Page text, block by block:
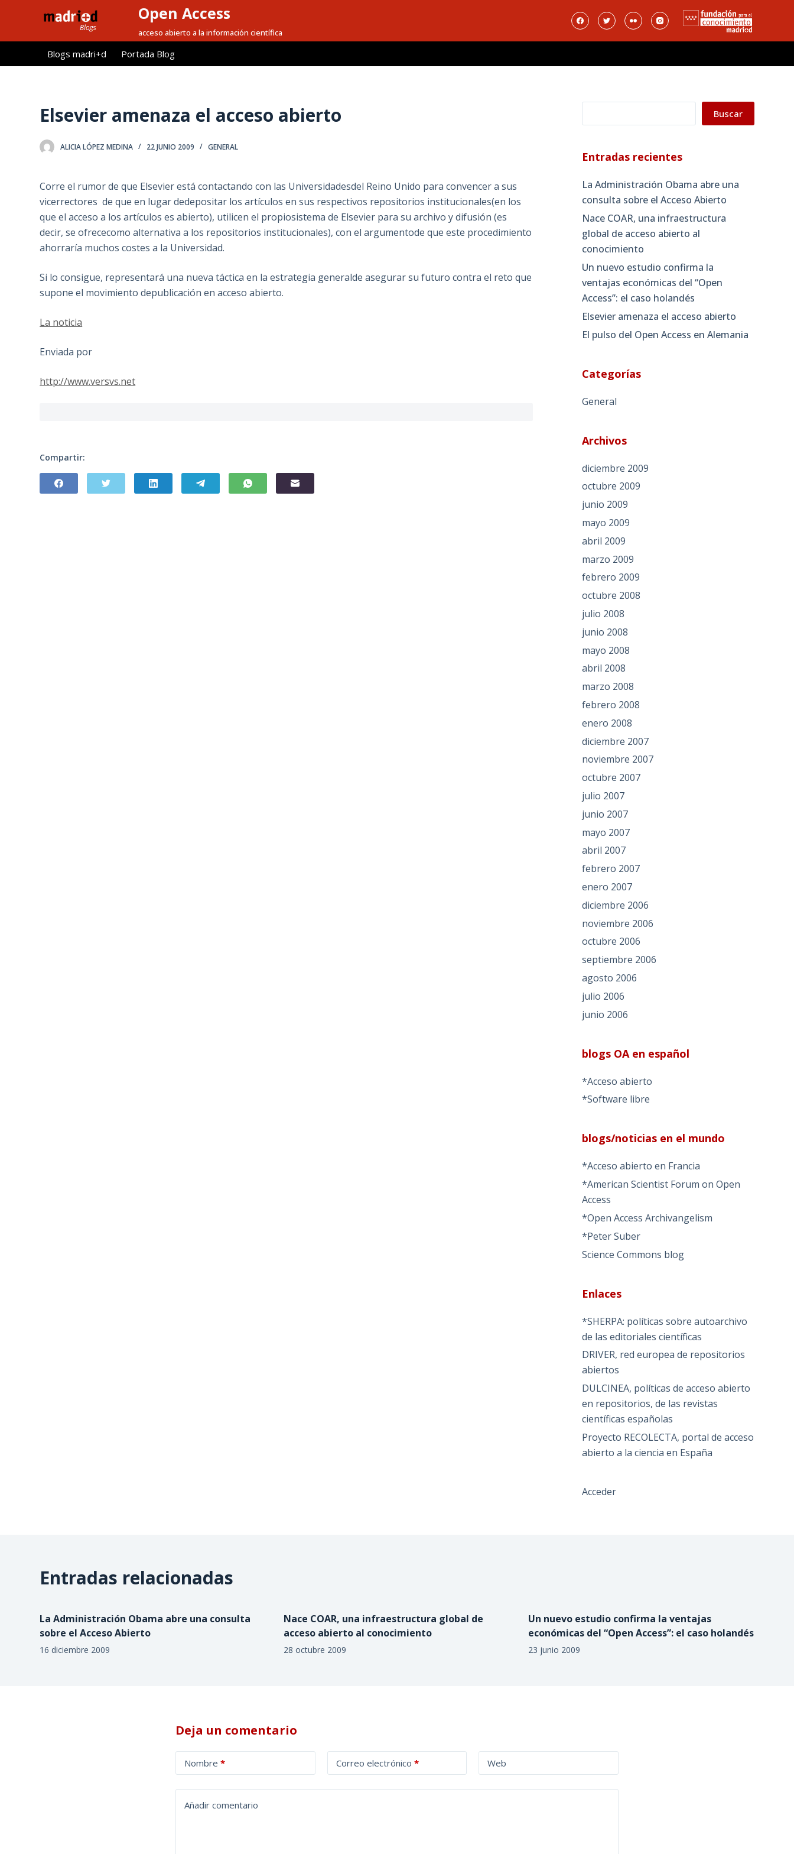
l
Open Access
acceso abierto a la información científica
Blogs madri+d Portada Blog
Elsevier amenaza el acceso abierto
ALICIA LÓPEZ MEDINA 22 JUNIO 2009 GENERAL
Corre el rumor de que Elsevier está contactando con las Universidadesdel Reino Unido para convencer a sus
vicerrectores de que en lugar dedepositar los artículos en sus respectivos repositorios institucionales(en los
que el acceso a los artículos es abierto), utilicen el propiosistema de Elsevier para su archivo y difusión (es
decir, se ofrececomo alternativa a los repositorios institucionales), con el argumentode que este procedimiento
ahorraría muchos costes a la Universidad.
Si lo consigue, representará una nueva táctica en la estrategia generalde asegurar su futuro contra el reto que
supone el movimiento depublicación en acceso abierto.
La noticia
Enviada por
http://www.versvs.net
Compartir:
Buscar
Entradas recientes
La Administración Obama abre una
consulta sobre el Acceso Abierto
Nace COAR, una infraestructura
global de acceso abierto al
conocimiento
Un nuevo estudio confirma la
ventajas económicas del “Open
Access”: el caso holandés
Elsevier amenaza el acceso abierto
El pulso del Open Access en Alemania
Categorías
General
Archivos
diciembre 2009
octubre 2009
junio 2009
mayo 2009
abril 2009
marzo 2009
febrero 2009
octubre 2008
julio 2008
junio 2008
mayo 2008
abril 2008
marzo 2008
febrero 2008
enero 2008
diciembre 2007
noviembre 2007
octubre 2007
julio 2007
junio 2007
mayo 2007
abril 2007
febrero 2007
enero 2007
diciembre 2006
noviembre 2006
octubre 2006
septiembre 2006
agosto 2006
julio 2006
junio 2006
blogs OA en español
*Acceso abierto
*Software libre
blogs/noticias en el mundo
*Acceso abierto en Francia
*American Scientist Forum on Open
Access
*Open Access Archivangelism
*Peter Suber
Science Commons blog
Enlaces
*SHERPA: políticas sobre autoarchivo
de las editoriales científicas
DRIVER, red europea de repositorios
abiertos
DULCINEA, políticas de acceso abierto
en repositorios, de las revistas
científicas españolas
Proyecto RECOLECTA, portal de acceso
abierto a la ciencia en España
Acceder
Entradas relacionadas
La Administración Obama abre una consulta
sobre el Acceso Abierto
16 diciembre 2009
Nace COAR, una infraestructura global de
acceso abierto al conocimiento
28 octubre 2009
Un nuevo estudio confirma la ventajas
económicas del “Open Access”: el caso holandés
23 junio 2009
Deja un comentario
Nombre * Correo electrónico * Web
Añadir comentario
l
t